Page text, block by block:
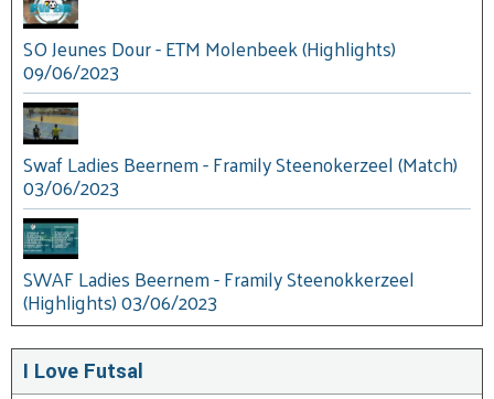
SO Jeunes Dour - ETM Molenbeek (Highlights)
09/06/2023
Swaf Ladies Beernem - Framily Steenokerzeel (Match)
03/06/2023
SWAF Ladies Beernem - Framily Steenokkerzeel
(Highlights) 03/06/2023
I Love Futsal